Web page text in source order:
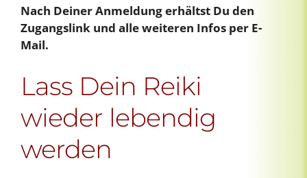
Nach Deiner Anmeldung erhältst Du den
Zugangslink und alle weiteren Infos per E-
Mail.
Lass Dein Reiki
wieder lebendig
werden